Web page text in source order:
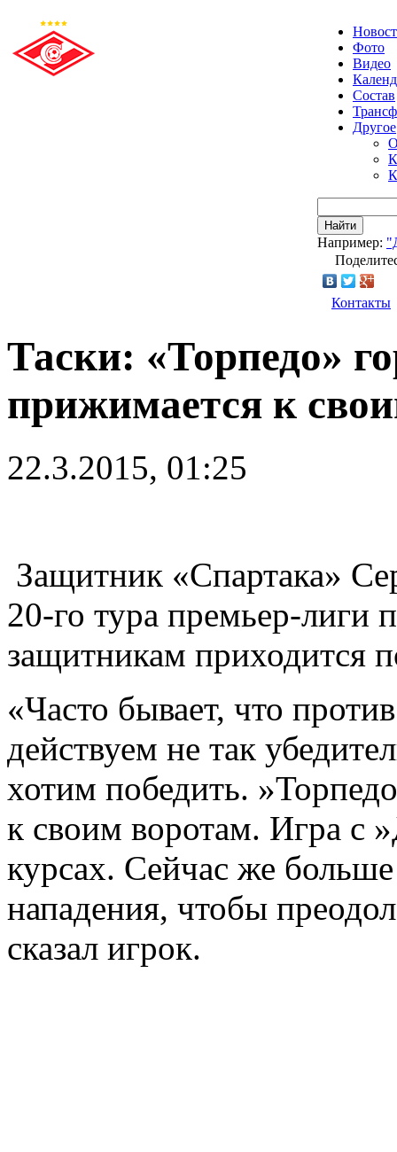
Фото
Видео
Состав
Другое
Найти
Например:
Контакты
Таски: «Торпедо»
прижимается к
22.3.2015, 01:25
Защитник «Спартака»
20-го тура премьер-лиги
защитникам приходится
«Часто бывает, что
действуем не так
хотим победить.
к своим воротам. Игра с
курсах. Сейчас же
нападения, чтобы
сказал игрок.